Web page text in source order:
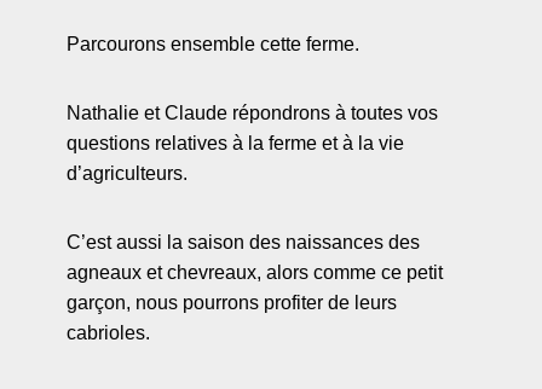
Parcourons ensemble cette ferme.
Nathalie et Claude répondrons à toutes vos
questions relatives à la ferme et à la vie
d’agriculteurs.
C’est aussi la saison des naissances des
agneaux et chevreaux, alors comme ce petit
garçon, nous pourrons profiter de leurs
cabrioles.